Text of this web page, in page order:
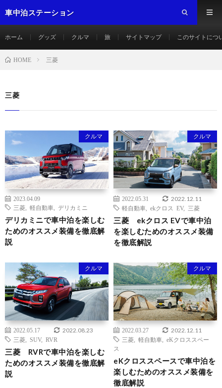
車中泊ステーション
ホーム グッズ クルマ 旅 サイトマップ このサイトにつ
HOME 三菱
三菱
クルマ
2023.04.09
三菱
軽自動車 デリカミニ
デリカミニで車中泊を楽しむ
ためのオススメ装備を徹底解
説
クルマ
2022.05.31 2022.12.11
軽自動車 ekクロス EV, 三菱
三菱 ekクロス EVで車中泊
を楽しむためのオススメ装備
を徹底解説
クルマ
2022.05.17 2022.08.23
三菱 SUV, RVR
三菱 RVRで車中泊を楽しむ
ためのオススメ装備を徹底解
説
クルマ
2022.03.27 2022.12.11
三菱 軽自動車
eKクロススペー
ス
eKクロススペースで車中泊を
楽しむためのオススメ装備を
徹底解説